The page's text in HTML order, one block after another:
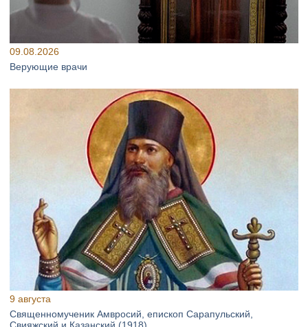
09.08.2026
Верующие врачи
9 августа
Священномученик Амвросий, епископ Сарапульский,